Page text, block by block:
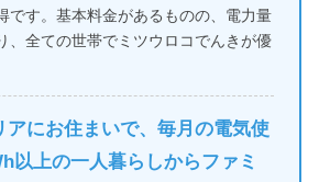
です。基本料金があるものの、電力量
、全ての世帯でミツウロコでんきが優
にお住まいで、毎月の電気使
以上の一人暮らしからファミ